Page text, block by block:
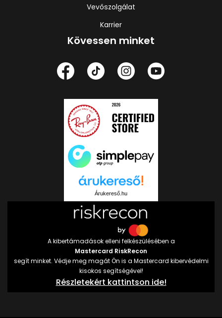
Vevőszolgálat
Karrier
Kövessen minket
Árukereső.hu
A kibertámadások elleni felkészülésében a
Mastercard RiskRecon
segít minket. Védje meg magát Ön is a Mastercard kibervédelmi
kisokos segítségével!
Részletekért kattintson ide!